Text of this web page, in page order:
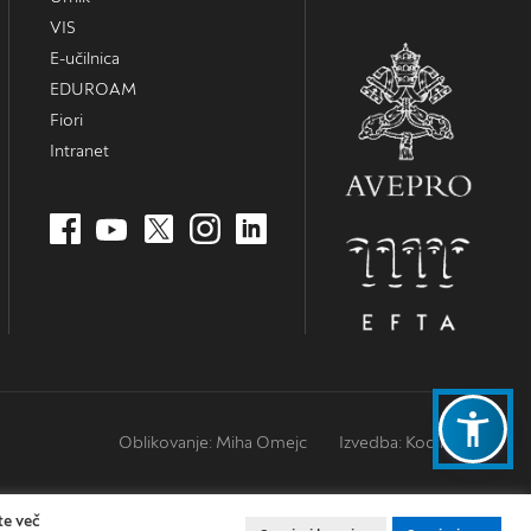
VIS
E-učilnica
EDUROAM
Fiori
Intranet
Oblikovanje: Miha Omejc Izvedba: Kodington
več